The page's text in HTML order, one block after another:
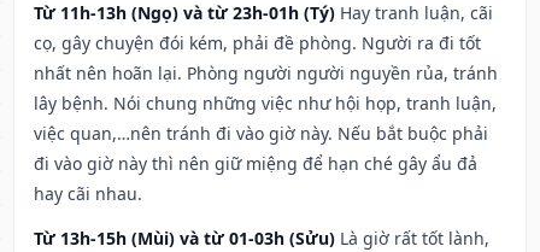
Từ 11h-13h (Ngọ) và từ 23h-01h (Tý) Hay tranh luận, cãi
cọ, gây chuyện đói kém, phải đề phòng. Người ra đi tốt
nhất nên hoãn lại. Phòng người người nguyền rủa, tránh
lây bệnh. Nói chung những việc như hội họp, tranh luận,
việc quan,…nên tránh đi vào giờ này. Nếu bắt buộc phải
đi vào giờ này thì nên giữ miệng để hạn ché gây ẩu đả
hay cãi nhau.
Từ 13h-15h (Mùi) và từ 01-03h (Sửu) Là giờ rất tốt lành,